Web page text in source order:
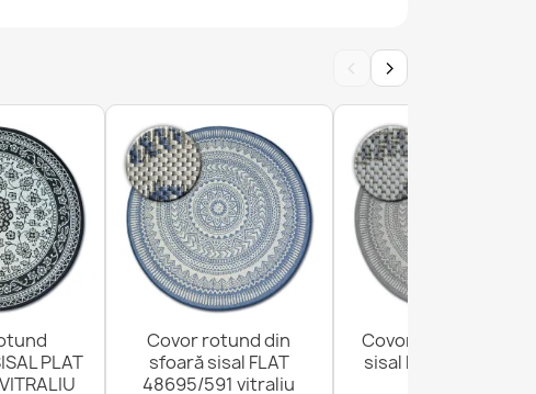
Rotund Sisal Exterior Negru
‹ ›
PLAT
Covor rotund din
sfoară sisal FLAT
48695/591 vitraliu
Covor rotund sfoară
sisal FLAT 120cm gri